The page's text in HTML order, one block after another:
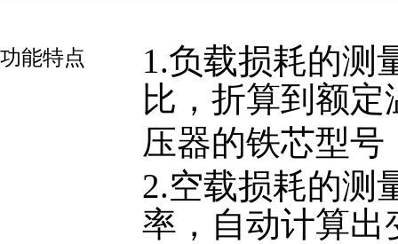
功能特点
1.负载损耗的测
比，折算到额
压器的铁芯型
2.空载损耗的测
率，自动计算出